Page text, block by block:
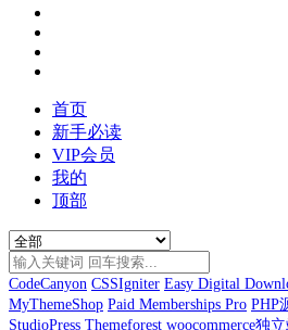
首页
新手必读
VIP会员
我的
顶部
CodeCanyon CSSIgniter Easy Digital
MyThemeShop Paid Memberships Pro PHP
StudioPress Themeforest woocommerce独